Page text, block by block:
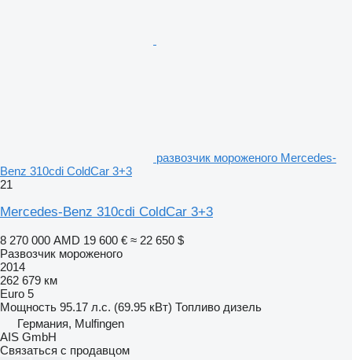
развозчик мороженого Mercedes-
Benz 310cdi ColdCar 3+3
21
Mercedes-Benz 310cdi ColdCar 3+3
8 270 000 AMD 19 600 € ≈ 22 650 $
Развозчик мороженого
2014
262 679 км
Euro 5
Мощность 95.17 л.с. (69.95 кВт) Топливо дизель
Германия, Mulfingen
AIS GmbH
Связаться с продавцом